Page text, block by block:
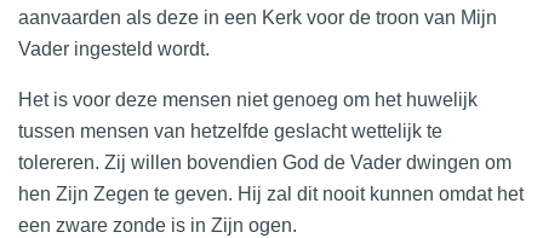
aanvaarden als deze in een Kerk voor de troon van Mijn
Vader ingesteld wordt.
Het is voor deze mensen niet genoeg om het huwelijk
tussen mensen van hetzelfde geslacht wettelijk te
tolereren. Zij willen bovendien God de Vader dwingen om
hen Zijn Zegen te geven. Hij zal dit nooit kunnen omdat het
een zware zonde is in Zijn ogen.